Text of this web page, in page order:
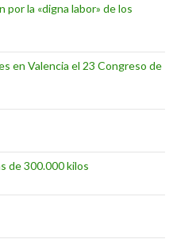
por la «digna labor» de los
en Valencia el 23 Congreso de
de 300.000 kilos